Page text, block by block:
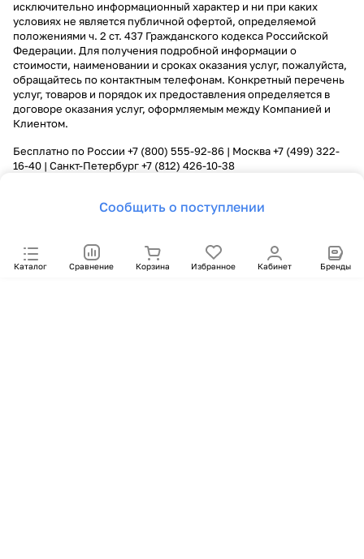
Сообщить о поступлении
Каталог Сравнение Корзина Избранное Кабинет Бренды
исключительно информационный характер и ни при каких
условиях не является публичной офертой, определяемой
положениями ч. 2 ст. 437 Гражданского кодекса Российской
Федерации. Для получения подробной информации о
стоимости, наименовании и сроках оказания услуг, пожалуйста,
обращайтесь по контактным телефонам. Конкретный перечень
услуг, товаров и порядок их предоставления определяется в
договоре оказания услуг, оформляемым между Компанией и
Клиентом.
Бесплатно по России +7 (800) 555-92-86 | Москва+7 (499) 322-
16-40 | Санкт-Петербург+7 (812) 426-10-38